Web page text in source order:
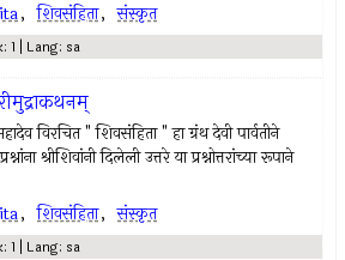
, शिवसंहिता, संस्कृत
1 | Lang: sa
विरचित " शिवसंहिता " हा ग्रंथ देवी पार्वतीने
श्रीशिवांनी दिलेली उत्तरे या प्रश्नोत्तरांच्या रूपाने
, शिवसंहिता, संस्कृत
1 | Lang: sa